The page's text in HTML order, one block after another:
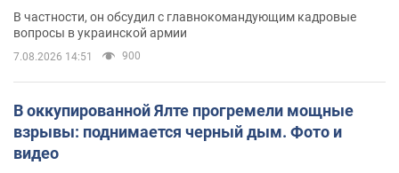
В частности, он обсудил с главнокомандующим кадровые
вопросы в украинской армии
7.08.2026 14:51 900
В оккупированной Ялте прогремели мощные
взрывы: поднимается черный дым. Фото и
видео